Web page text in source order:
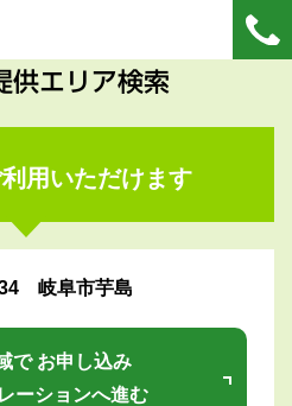
供エリア検索
用いただけます
岐阜市芋島
で お申し込み
ーションへ進む